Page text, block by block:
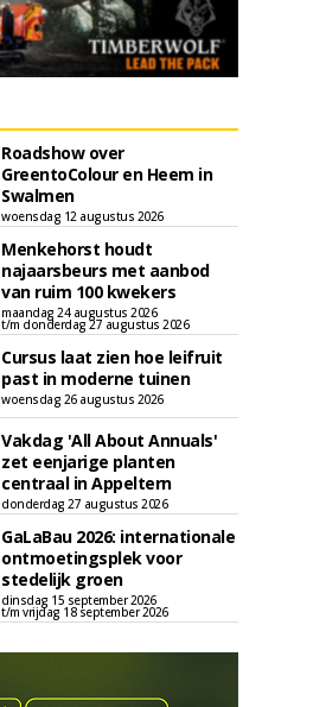
Roadshow over
GreentoColour en Heem in
Swalmen
woensdag 12 augustus 2026
Menkehorst houdt
najaarsbeurs met aanbod
van ruim 100 kwekers
maandag 24 augustus 2026
t/m donderdag 27 augustus 2026
Cursus laat zien hoe leifruit
past in moderne tuinen
woensdag 26 augustus 2026
Vakdag 'All About Annuals'
zet eenjarige planten
centraal in Appeltern
donderdag 27 augustus 2026
GaLaBau 2026: internationale
ontmoetingsplek voor
stedelijk groen
dinsdag 15 september 2026
t/m vrijdag 18 september 2026